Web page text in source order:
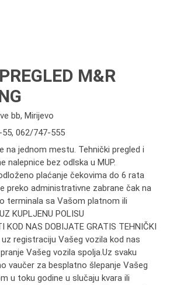
M&R
bb, Mirijevo
55, 062/747-555
na jednom mestu. Tehnički pregled i
nalepnice bez odlska u MUP.
plaćanje čekovima do 6 rata
preko administrativne zabrane čak na
terminala sa Vašom platnom ili
KUPLJENU POLISU
KOD NAS DOBIJATE GRATIS TEHNIČKI
uz registraciju Vašeg vozila kod nas
Vašeg vozila spolja.Uz svaku
vaučer za besplatno šlepanje Vašeg
u toku godine u slučaju kvara ili